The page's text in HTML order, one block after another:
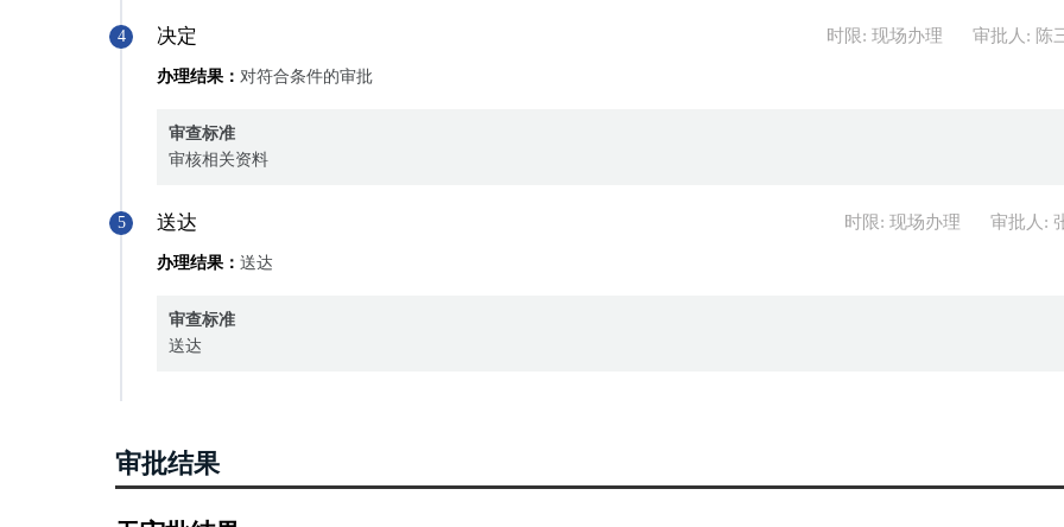
4 决定 时限: 现场办理 审批人: 陈
办理结果： 对符合条件的审批
审查标准
审核相关资料
5 送达 时限: 现场办理 审批人:
办理结果： 送达
审查标准
送达
审批结果